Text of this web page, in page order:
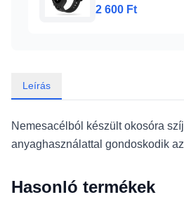
2 600 Ft
Leírás
Nemesacélból készült okosóra
anyaghasználattal gondoskodik
Hasonló termékek